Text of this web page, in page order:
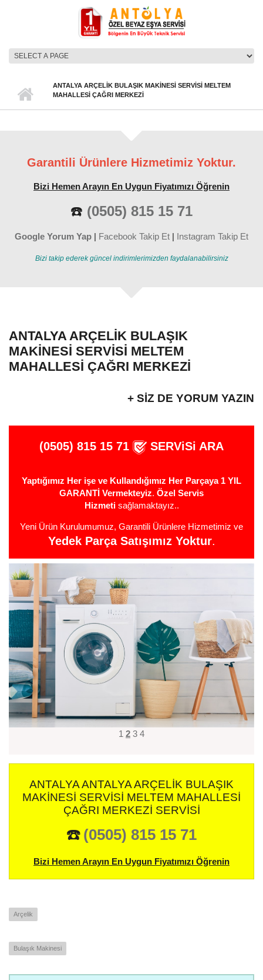
ANA MENÜANTALYA ARÇELIK BULAŞIK MAKINESI SERVISI MELTEM
MAHALLESI ÇAĞRI MERKEZI
Garantili Ürünlere Hizmetimiz Yoktur.
Bizi Hemen Arayın En Uygun Fiyatımızı Öğrenin
☎️ (0505) 815 15 71
Google Yorum Yap | Facebook Takip Et | Instagram Takip Et
Bizi takip ederek güncel indirimlerimizden faydalanabilirsiniz
ANTALYA ARÇELIK BULAŞIK
MAKINESI SERVISI MELTEM
MAHALLESI ÇAĞRI MERKEZI
+ SIZ DE YORUM YAZIN
(0505) 815 15 71 SERViSi ARA
Yaptığımız Her işe ve Kullandığımız Her Parçaya 1 YIL
GARANTİ Vermekteyiz. Özel Servis
Hizmetisağlamaktayız..
Yeni Ürün Kurulumumuz, Garantili Ürünlere Hizmetimiz ve
Yedek Parça Satışımız Yoktur.
1 2 3 4
ANTALYA ANTALYA ARÇELIK BULAŞIK
MAKINESI SERVISI MELTEM MAHALLESI
ÇAĞRI MERKEZI SERVISI
☎️ (0505) 815 15 71
Bizi Hemen Arayın En Uygun Fiyatımızı Öğrenin
Arçelik
Bulaşık Makinesi